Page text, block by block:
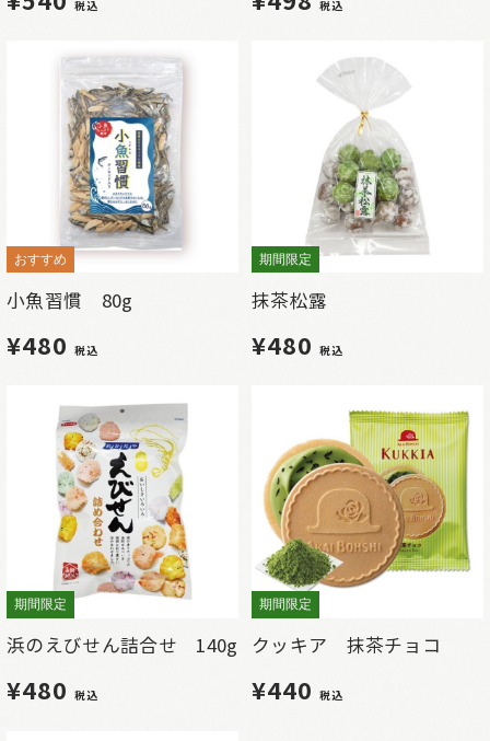
税込 税込
おすすめ
小魚習慣 80g
¥480税込
期間限定
抹茶松露
¥480税込
期間限定
浜のえびせん詰合せ 140g
¥480税込
期間限定
クッキア 抹茶チョコ
¥440税込